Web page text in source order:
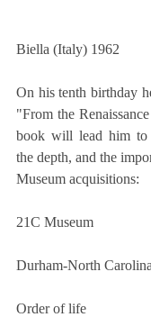
Biella (Italy) 1962
On his tenth birthday
"From the
book will lead him to
the depth, and the
Museum acquisitions:
21C Museum
Durham-North
Order of life